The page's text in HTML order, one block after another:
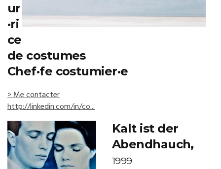
ur
·ri
ce
de costumes
Chef·fe costumier·e
> Me contacter
http://linkedin.com/in/co...
Kalt ist der
Abendhauch,
1999